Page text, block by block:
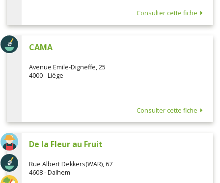
Consulter cette fiche
CAMA
Avenue Emile-Digneffe, 25
4000 - Liège
Consulter cette fiche
De la Fleur au Fruit
Rue Albert Dekkers(WAR), 67
4608 - Dalhem